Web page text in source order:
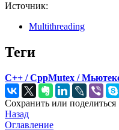
Источник:
Multithreading
Теги
C++ / CppMutex /
Сохранить или поделиться
Назад
Оглавление